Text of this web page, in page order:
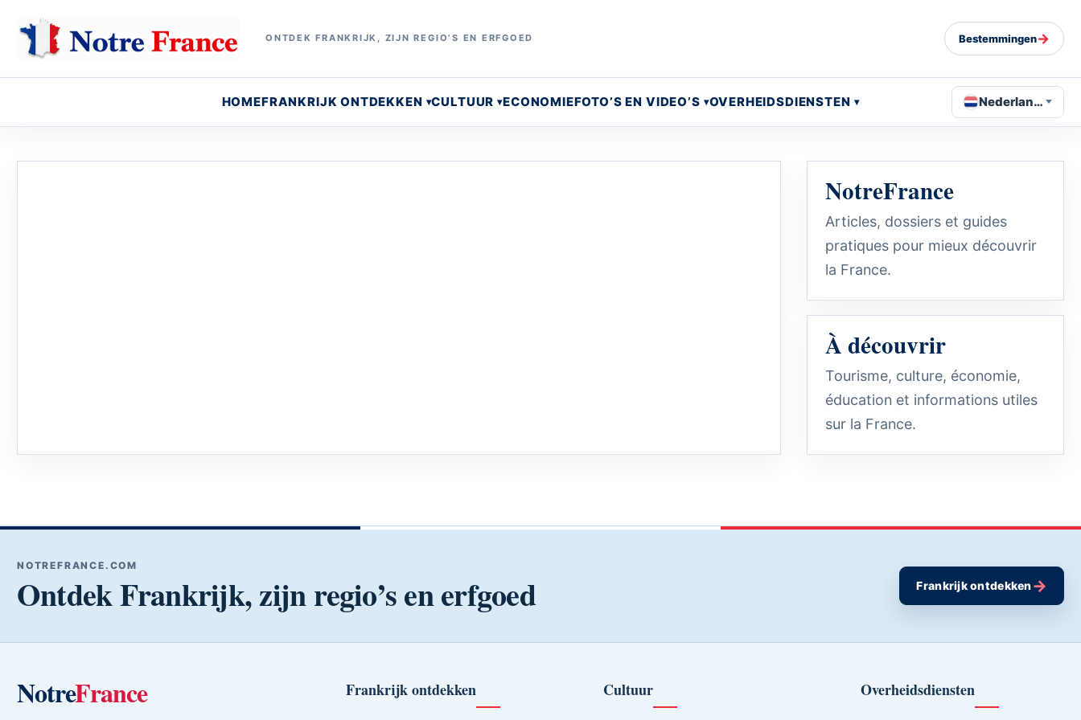
ONTDEK FRANKRIJK, ZIJN REGIO’S EN ERFGOED Bestemmingen→
HOMEFRANKRIJK ONTDEKKEN CULTUUR ECONOMIEFOTO’S EN VIDEO’S OVERHEIDSDIENSTEN Nederlands
NotreFrance
Articles, dossiers et guides
pratiques pour mieux découvrir
la France.
À découvrir
Tourisme, culture, économie,
éducation et informations utiles
sur la France.
NOTREFRANCE.COM
Ontdek Frankrijk, zijn regio’s en erfgoed Frankrijk ontdekken→
NotreFrance Frankrijk ontdekken Cultuur Overheidsdiensten